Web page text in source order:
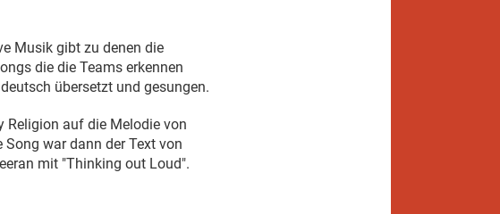
Musik gibt zu denen die
die die Teams erkennen
übersetzt und gesungen.
Religion auf die Melodie von
war dann der Text von
mit "Thinking out Loud".